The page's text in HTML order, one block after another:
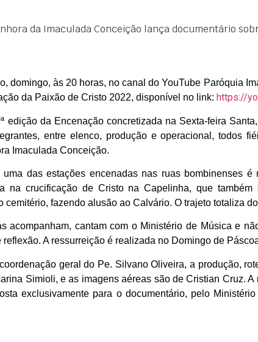
da Imaculada Conceição lança documentário
domingo, às 20 horas, no canal do YouTube Paróquia
da Paixão de Cristo 2022, disponível no link: https://
edição da Encenação concretizada na Sexta-feira
entre elenco, produção e operacional, todos
Imaculada Conceição.
das estações encenadas nas ruas bombinenses
na crucificação de Cristo na Capelinha, que também
cemitério, fazendo alusão ao Calvário. O trajeto totaliza
acompanham, cantam com o Ministério de Música e
reflexão. A ressurreição é realizada no Domingo de
geral do Pe. Silvano Oliveira, a produção,
Simioli, e as imagens aéreas são de Cristian Cruz. A
exclusivamente para o documentário, pelo